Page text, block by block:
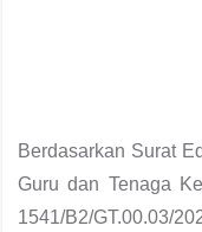
Berdasarkan Surat
Guru dan Tenaga
1541/B2/GT.00.03/